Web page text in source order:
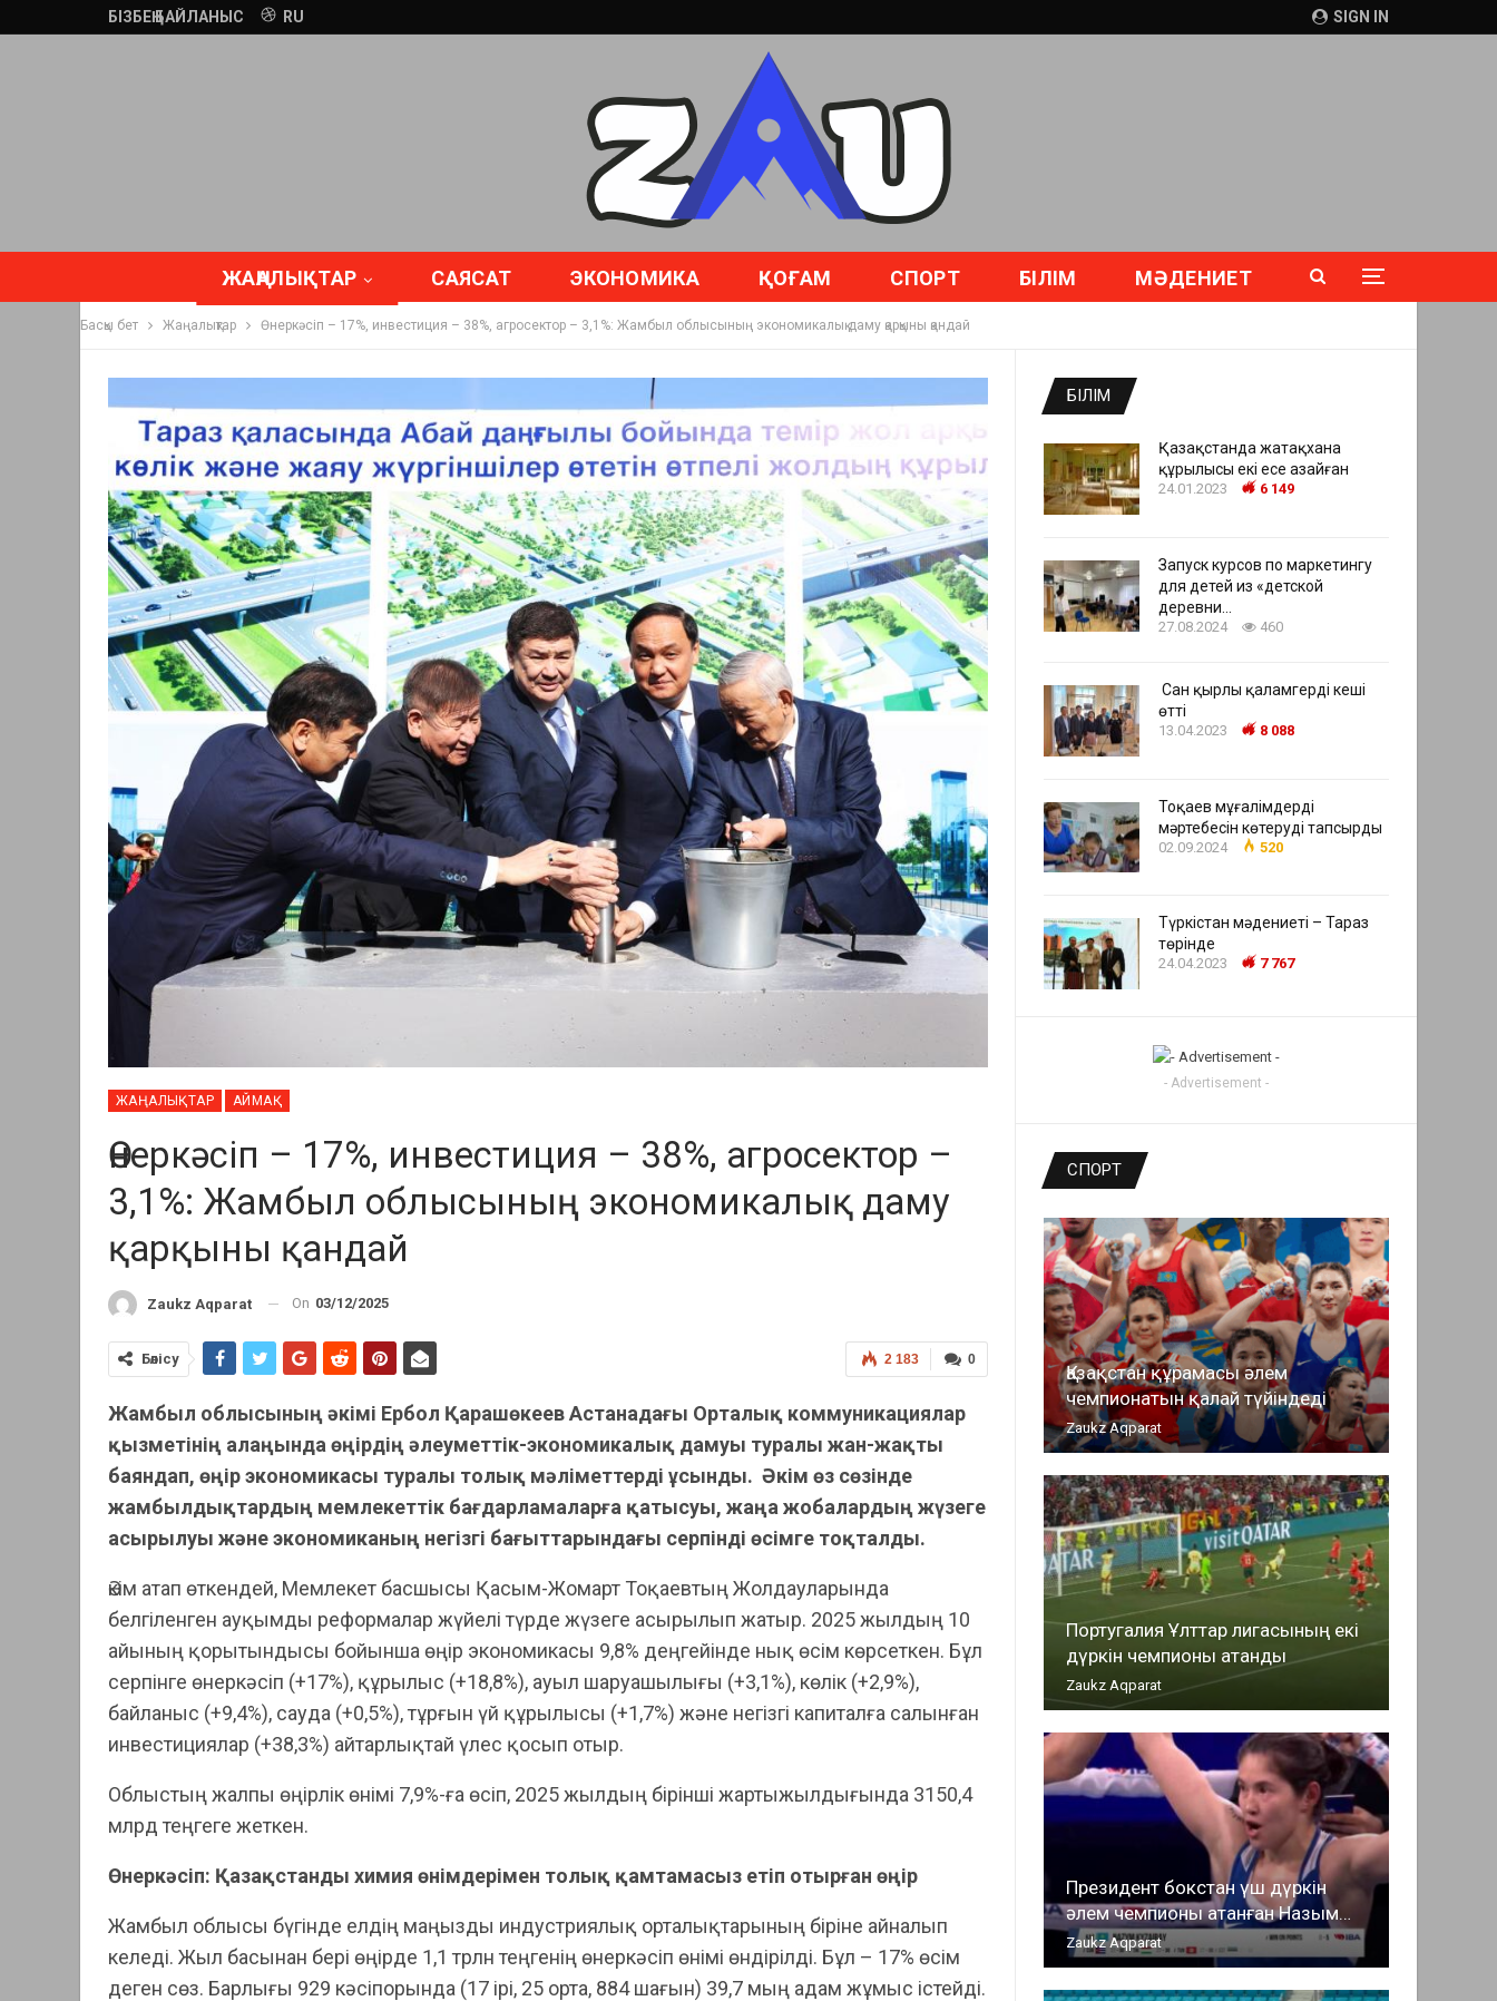
SIGN IN
БІЗБЕҢ БАЙЛАНЫС RU
ЖАҢАЛЫҚТАР САЯСАТ ЭКОНОМИКА ҚОҒАМ СПОРТ БІЛІМ МӘДЕНИЕТ
Басқы бет Жаңалықтар Өнеркәсіп – 17%, инвестиция – 38%, агросектор – 3,1%: Жамбыл облысының экономикалық даму қарқыны қандай
ЖАҢАЛЫҚТАР АЙМАҚ
Өнеркәсіп – 17%, инвестиция – 38%, агросектор –
3,1%: Жамбыл облысының экономикалық даму
қарқыны қандай
Zaukz Aqparat On 03/12/2025
0
2 183
Бөлісу
Жамбыл облысының әкімі Ербол Қарашөкеев Астанадағы Орталық коммуникациялар
қызметінің алаңында өңірдің әлеуметтік-экономикалық дамуы туралы жан-жақты
баяндап, өңір экономикасы туралы толық мәліметтерді ұсынды. Әкім өз сөзінде
жамбылдықтардың мемлекеттік бағдарламаларға қатысуы, жаңа жобалардың жүзеге
асырылуы және экономиканың негізгі бағыттарындағы серпінді өсімге тоқталды.
Әкім атап өткендей, Мемлекет басшысы Қасым-Жомарт Тоқаевтың Жолдауларында
белгіленген ауқымды реформалар жүйелі түрде жүзеге асырылып жатыр. 2025 жылдың 10
айының қорытындысы бойынша өңір экономикасы 9,8% деңгейінде нық өсім көрсеткен. Бұл
серпінге өнеркәсіп (+17%), құрылыс (+18,8%), ауыл шаруашылығы (+3,1%), көлік (+2,9%),
байланыс (+9,4%), сауда (+0,5%), тұрғын үй құрылысы (+1,7%) және негізгі капиталға салынған
инвестициялар (+38,3%) айтарлықтай үлес қосып отыр.
Облыстың жалпы өңірлік өнімі 7,9%-ға өсіп, 2025 жылдың бірінші жартыжылдығында 3150,4
млрд теңгеге жеткен.
Өнеркәсіп: Қазақстанды химия өнімдерімен толық қамтамасыз етіп отырған өңір
Жамбыл облысы бүгінде елдің маңызды индустриялық орталықтарының біріне айналып
келеді. Жыл басынан бері өңірде 1,1 трлн теңгенің өнеркәсіп өнімі өндірілді. Бұл – 17% өсім
деген сөз. Барлығы 929 кәсіпорында (17 ірі, 25 орта, 884 шағын) 39,7 мың адам жұмыс істейді.
БІЛІМ
Қазақстанда жатақхана
құрылысы екі есе азайған
24.01.2023 6 149
Запуск курсов по маркетингу
для детей из «детской
деревни…
27.08.2024 460
Сан қырлы қаламгердің кеші
өтті
13.04.2023 8 088
Тоқаев мұғалімдердің
мәртебесін көтеруді тапсырды
02.09.2024 520
Түркістан мәдениеті – Тараз
төрінде
24.04.2023 7 767
- Advertisement -
СПОРТ
Қазақстан құрамасы әлем
чемпионатын қалай түйіндеді
Zaukz Aqparat
Португалия Ұлттар лигасының екі
дүркін чемпионы атанды
Zaukz Aqparat
Президент бокстан үш дүркін
әлем чемпионы атанған Назым…
Zaukz Aqparat